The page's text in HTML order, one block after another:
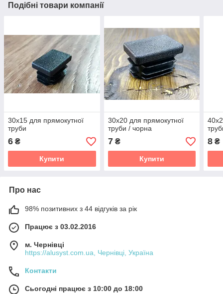
Подібні товари компанії
30х15 для прямокутної
труби
6 ₴
Купити
30х20 для прямокутної
труби / чорна
7₴
Купити
8 ₴
Про нас
98% позитивних з 44 відгуків за рік
Працює з 03.02.2016
м. Чернівці
https://alusyst.com.ua, Чернівці, Україна
Контакти
Сьогодні працює з 10:00 до 18:00